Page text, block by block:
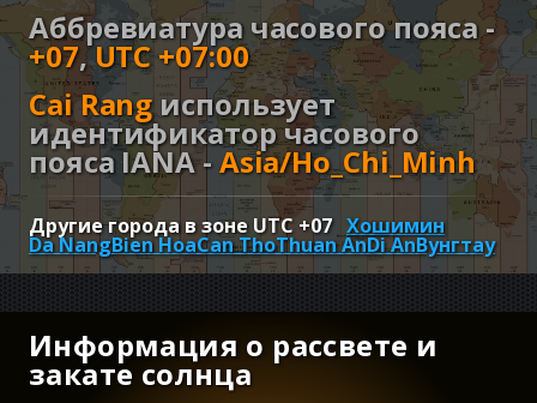
Аббревиатура часового пояса -
+07,UTC +07:00
Cai Rangиспользует
идентификатор часового
пояса IANA -Asia/Ho_Chi_Minh
Другие города в зоне UTC +07 Хошимин
Da NangBien HoaCan ThoThuan AnDi AnВунгтау
Информация о рассвете и
закате солнца